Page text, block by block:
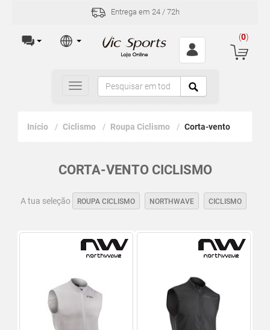
Entrega em 24 / 72h
(0)
Toggle
navigation
Início Ciclismo Roupa Ciclismo Corta-vento
CORTA-VENTO CICLISMO
A tua seleção ROUPA CICLISMO NORTHWAVE CICLISMO